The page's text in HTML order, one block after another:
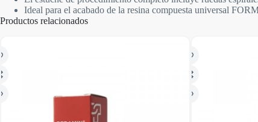
Ideal para el acabado de la resina compuesta universal
Productos relacionados